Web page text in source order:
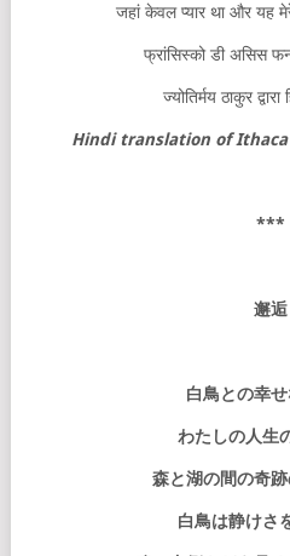
जहां केवल प्यार था और यह
फ्रांसिस्को डी असिस
ज्योतिर्मय ठाकुर
Hindi translation of
***
邂逅
白鳥との幸
わたしの人生
森と湖の間の奇
白鳥は静けさ